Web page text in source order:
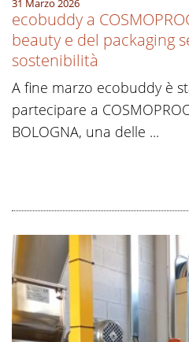
31 Marzo 2026
ecobuddy a
beauty e del packaging
sostenibilità
A fine marzo ecobuddy è
partecipare a
BOLOGNA, una delle ...